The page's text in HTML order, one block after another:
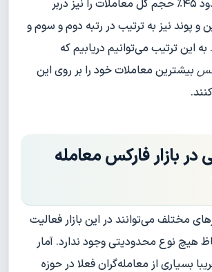
که این مقدار حدود ۴۵% حجم کل معاملات را نیز دربر
و پوند نیز به ترتیب در رتبه دوم و سوم و
به این ترتیب می‌توانیم دریابیم که
بیشترین معاملات خود را بر روی این
بازار فارکس معامله
مختلف می‌توانند در این بازار فعالیت
هیچ نوع محدودیتی وجود ندارد. آمار
بسیاری از معامله‌گران فعلا در حوزه